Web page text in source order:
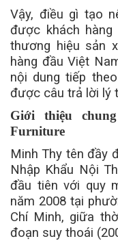
Vậy, điều gì tạo
được khách
thương hiệu sản
hàng đầu Việt
nội dung tiếp
được câu trả lời lý
Giới thiệu
Furniture
Minh Thy tên đầy
Nhập Khẩu Nội
đầu tiên với quy
năm 2008 tại
Chí Minh, giữa
đoạn suy thoái